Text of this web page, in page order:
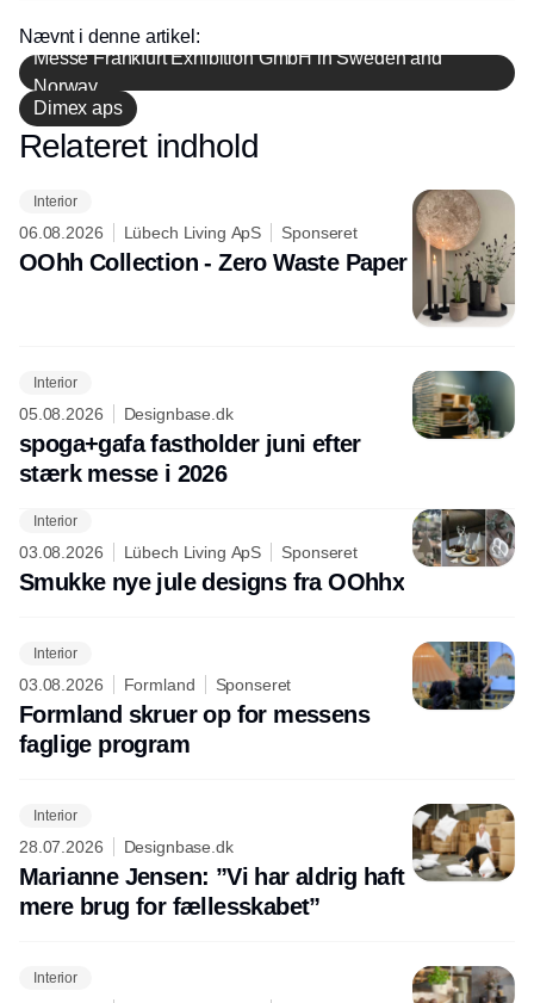
Nævnt i denne artikel:
Messe Frankfurt Exhibition GmbH in Sweden and
Norway
Dimex aps
Annonce
Relateret indhold
Interior
06.08.2026 Lübech Living ApS Sponseret
OOhh Collection - Zero Waste Paper
Interior
05.08.2026 Designbase.dk
spoga+gafa fastholder juni efter
stærk messe i 2026
Interior
03.08.2026 Lübech Living ApS Sponseret
Smukke nye jule designs fra OOhhx
Interior
03.08.2026 Formland Sponseret
Formland skruer op for messens
faglige program
Interior
28.07.2026 Designbase.dk
Marianne Jensen: ”Vi har aldrig haft
mere brug for fællesskabet”
Interior